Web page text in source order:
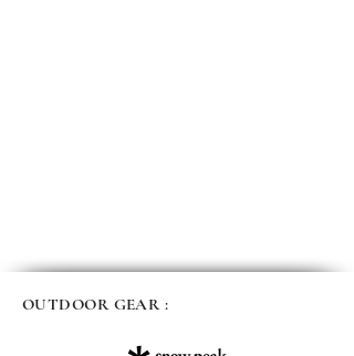
OUTDOOR GEAR :